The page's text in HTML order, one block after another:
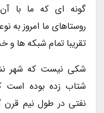
گونه ای که ما با
روستاهای ما امروز به
تقریبا تمام شبکه ها و
شکی نیست که شهر
شتاب زده بوده است
نفتی در طول نیم قرن